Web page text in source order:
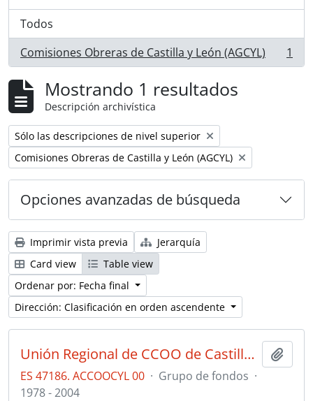
Todos
Comisiones Obreras de Castilla y León (AGCYL)
, 1 resultados 1
Mostrando 1 resultados
Descripción archivística
Remove filter:
Sólo las descripciones de nivel superior
Remove filter:
Comisiones Obreras de Castilla y León (AGCYL)
Opciones avanzadas de búsqueda
Imprimir vista previa
Jerarquía
Card view
Table view
Ordenar por: Fecha final
Dirección: Clasificación en orden ascendente
Unión Regional de CCOO de Castilla y León en el AGCYL
ES 47186. ACCOOCYL 00 · Grupo de fondos ·
1978 - 2004